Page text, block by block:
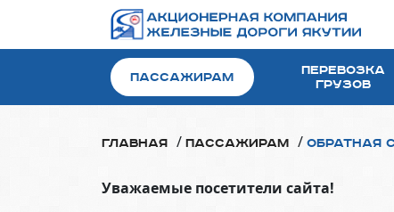
Пассажирам
Перевозка
грузов
Главная / Пассажирам / Обратная
Уважаемые посетители сайта!